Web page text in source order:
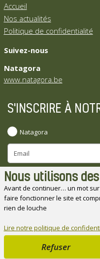
Nous utilisons
Avant de continuer… un mot
faire fonctionner le site et
rien de louche
Lire notre politique de
Refuser
Accueil
Nos actualités
Politique de confidentialité
Suivez-nous
Natagora
www.natagora.be
S'INSCRIRE À
Natagora
Natagora